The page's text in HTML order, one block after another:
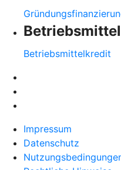
Betriebsmittelkredit
Impressum
Datenschutz